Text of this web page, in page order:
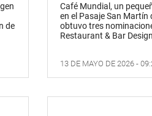
de
Café Mundial, un
en el Pasaje San Martín
obtuvo tres
Restaurant & Bar
13 DE MAYO DE 2026 -